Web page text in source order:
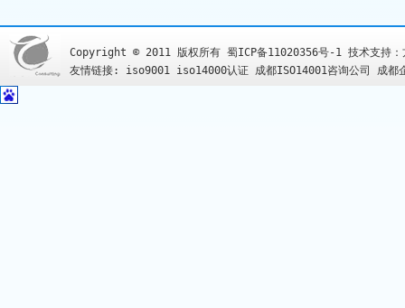
Copyright © 2011 版权所有 蜀ICP备11020356号-1 技术支持：
友情链接: iso9001 iso14000认证 成都ISO14001咨询公司 成都